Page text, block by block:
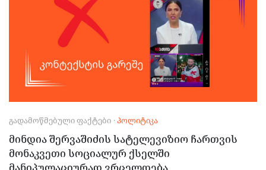
ᲒᲐᲓᲐᲛᲝᲬᲛᲔᲑᲣᲚᲘ ᲤᲐᲥᲢᲔᲑᲘ ·ᲞᲝᲚᲘᲢᲘᲙᲐ
მინდია შერვაშიძის სატელევიზიო ჩართვის
მონაკვეთი სოციალურ ქსელში
მანიპულაციურად ვრცელდება